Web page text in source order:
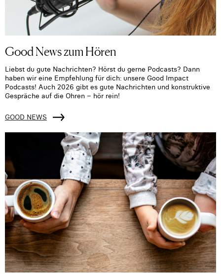
Good News zum Hören
Liebst du gute Nachrichten? Hörst du gerne Podcasts? Dann
haben wir eine Empfehlung für dich: unsere Good Impact
Podcasts! Auch 2026 gibt es gute Nachrichten und konstruktive
Gespräche auf die Ohren – hör rein!
GOOD NEWS